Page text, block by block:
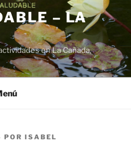
– LA
en La Cañada,
POR ISABEL